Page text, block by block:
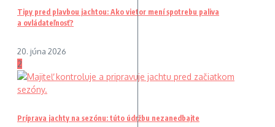
Tipy pred plavbou jachtou: Ako vietor mení spotrebu paliva
a ovládateľnosť?
20. júna 2026
2
Príprava jachty na sezónu: túto údržbu nezanedbajte